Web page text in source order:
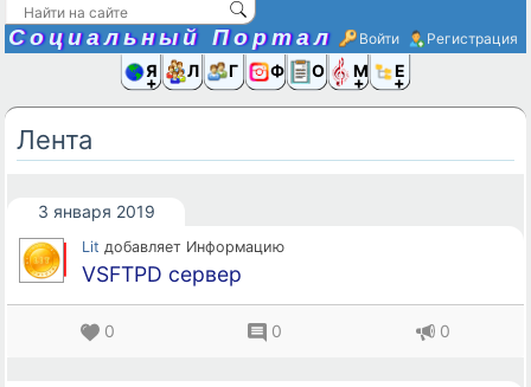
Социальный Портал Войти Регистрация
Я иЛюди
Группы
Фото Ещё
Лента
3 января 2019
Lit добавляет Информацию
VSFTPD сервер
0 0 0